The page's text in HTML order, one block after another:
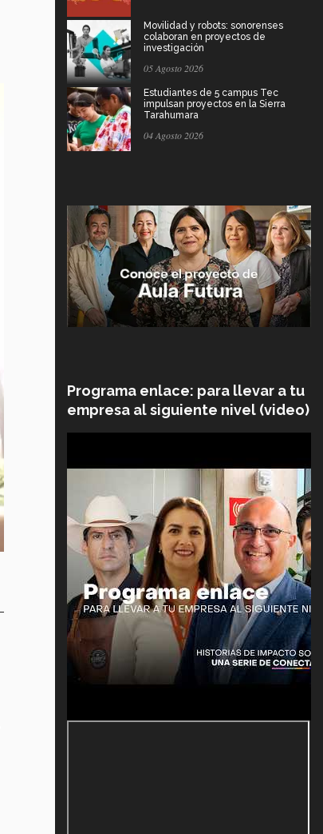
Movilidad y robots: sonorenses
colaboran en proyectos de
investigación
05 Agosto 2026
Estudiantes de 5 campus Tec
impulsan proyectos en la Sierra
Tarahumara
04 Agosto 2026
Programa enlace: para llevar a tu
empresa al siguiente nivel (video)